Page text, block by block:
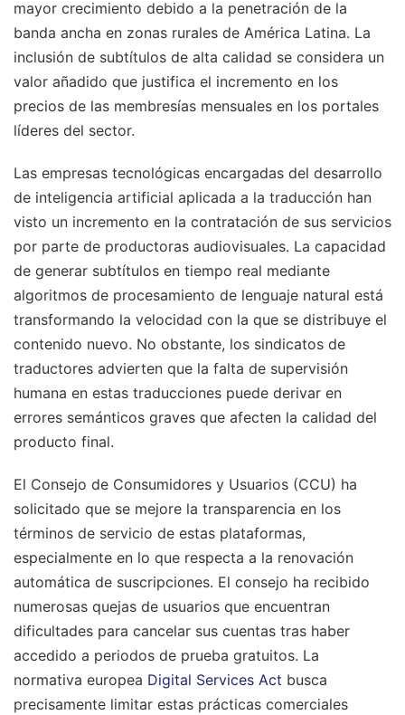
mayor crecimiento debido a la penetración de la
banda ancha en zonas rurales de América Latina. La
inclusión de subtítulos de alta calidad se considera un
valor añadido que justifica el incremento en los
precios de las membresías mensuales en los portales
líderes del sector.
Las empresas tecnológicas encargadas del desarrollo
de inteligencia artificial aplicada a la traducción han
visto un incremento en la contratación de sus servicios
por parte de productoras audiovisuales. La capacidad
de generar subtítulos en tiempo real mediante
algoritmos de procesamiento de lenguaje natural está
transformando la velocidad con la que se distribuye el
contenido nuevo. No obstante, los sindicatos de
traductores advierten que la falta de supervisión
humana en estas traducciones puede derivar en
errores semánticos graves que afecten la calidad del
producto final.
El Consejo de Consumidores y Usuarios (CCU) ha
solicitado que se mejore la transparencia en los
términos de servicio de estas plataformas,
especialmente en lo que respecta a la renovación
automática de suscripciones. El consejo ha recibido
numerosas quejas de usuarios que encuentran
dificultades para cancelar sus cuentas tras haber
accedido a periodos de prueba gratuitos. La
normativa europea Digital Services Act busca
precisamente limitar estas prácticas comerciales